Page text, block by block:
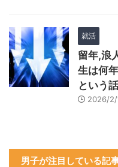
就活
留年,浪
生は何
という話
2026/2/
男子が注目している記